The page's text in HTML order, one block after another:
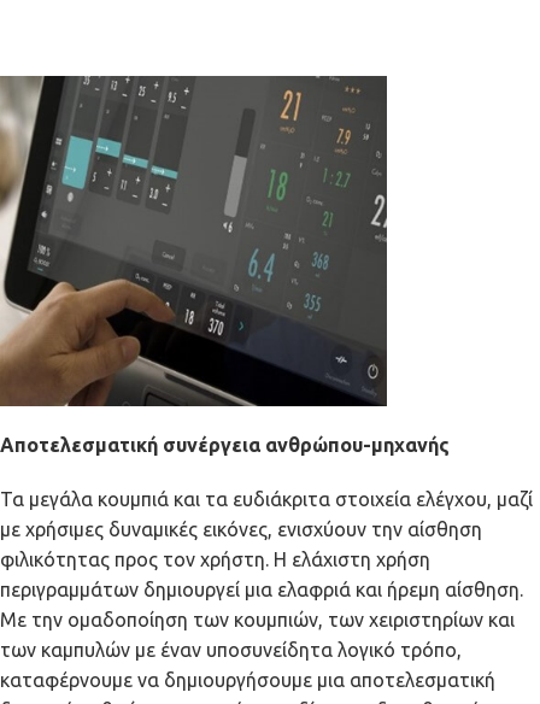
Αποτελεσματική συνέργεια ανθρώπου-μηχανής
Τα μεγάλα κουμπιά και τα ευδιάκριτα στοιχεία ελέγχου, μαζί
με χρήσιμες δυναμικές εικόνες, ενισχύουν την αίσθηση
φιλικότητας προς τον χρήστη. Η ελάχιστη χρήση
περιγραμμάτων δημιουργεί μια ελαφριά και ήρεμη αίσθηση.
Με την ομαδοποίηση των κουμπιών, των χειριστηρίων και
των καμπυλών με έναν υποσυνείδητα λογικό τρόπο,
καταφέρνουμε να δημιουργήσουμε μια αποτελεσματική